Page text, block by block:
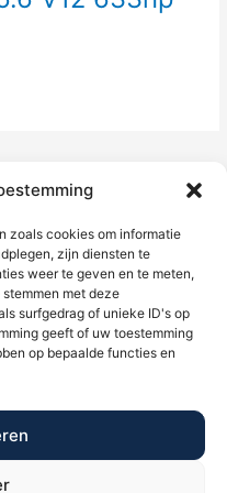
zoals cookies om informatie
zijn diensten te
weer te geven en te meten,
met deze
surfgedrag of unieke ID's op
geeft of uw toestemming
op bepaalde functies en